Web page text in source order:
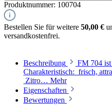
Produktnummer: 100704
Bestellen Sie für weitere 50,00 €
versandkostenfrei.
Beschreibung
FM 704
Charakteristisch: frisch,
Zitro… Mehr
Eigenschaften
Bewertungen